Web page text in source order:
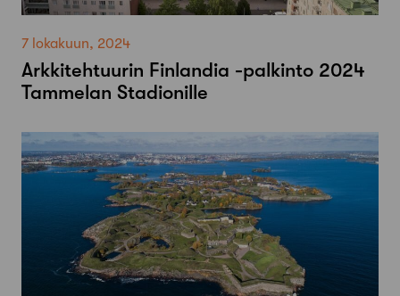
7 lokakuun, 2024
Arkkitehtuurin Finlandia -palkinto 2024
Tammelan Stadionille